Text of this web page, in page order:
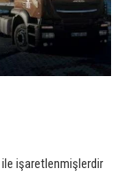
ile işaretlenmişlerdir